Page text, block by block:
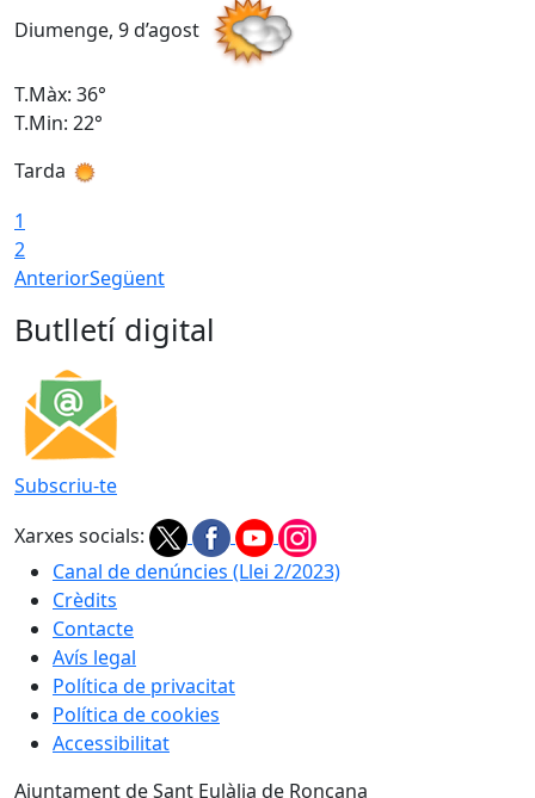
Diumenge, 9 d’agost
T.Màx: 36°
T.Min: 22°
Tarda
1
2
AnteriorSegüent
Butlletí digital
Subscriu-te
Xarxes socials:
Canal de denúncies (Llei 2/2023)
Crèdits
Contacte
Avís legal
Política de privacitat
Política de cookies
Accessibilitat
Ajuntament de Sant Eulàlia de Ronçana